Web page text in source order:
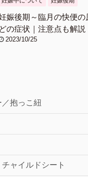
娠後期～臨月の快便の
どの症状｜注意点も解説
2023/10/25
抱っこ紐
ャイルドシート